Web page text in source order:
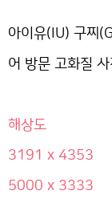
아이유(IU) 구찌
어 방문 고화질
해상도
3191 x 4353
5000 x 3333